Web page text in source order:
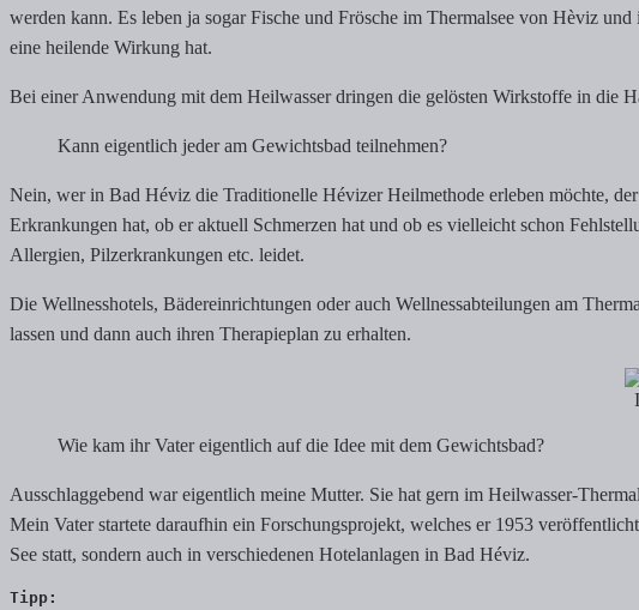
werden kann. Es leben ja sogar Fische und Frösche im Thermalsee von Hèviz
eine heilende Wirkung hat.
Bei einer Anwendung mit dem Heilwasser dringen die gelösten Wirkstoffe in die
Kann eigentlich jeder am Gewichtsbad teilnehmen?
Nein, wer in Bad Héviz die Traditionelle Hévizer Heilmethode erleben möchte,
Erkrankungen hat, ob er aktuell Schmerzen hat und ob es vielleicht schon
Allergien, Pilzerkrankungen etc. leidet.
Die Wellnesshotels, Bädereinrichtungen oder auch Wellnessabteilungen am
lassen und dann auch ihren Therapieplan zu erhalten.
Wie kam ihr Vater eigentlich auf die Idee mit dem Gewichtsbad?
Ausschlaggebend war eigentlich meine Mutter. Sie hat gern im Heilwasser-
Mein Vater startete daraufhin ein Forschungsprojekt, welches er 1953
See statt, sondern auch in verschiedenen Hotelanlagen in Bad Héviz.
Tipp: